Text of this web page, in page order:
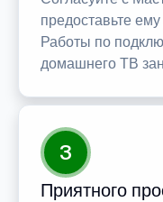
предоставьте
Работы по
домашнего ТВ
3
Приятного